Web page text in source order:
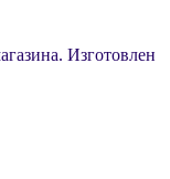
Изготовлен